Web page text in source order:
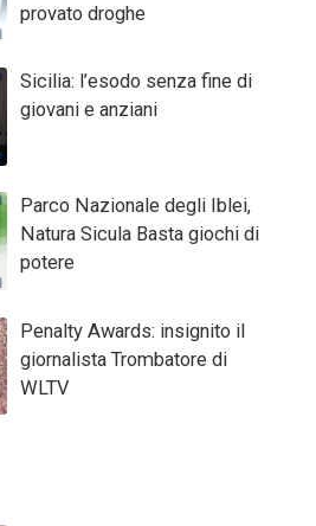
provato droghe
Sicilia: l’esodo senza fine di
giovani e anziani
Parco Nazionale degli Iblei,
Natura Sicula Basta giochi di
potere
Penalty Awards: insignito il
giornalista Trombatore di
WLTV